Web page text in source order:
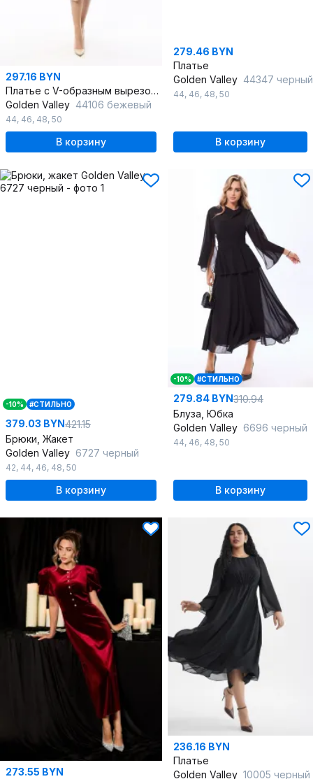
297.16 BYN
Платье с V-образным вырезом, хлопок, трикотаж, универсальное
Golden Valley 44106 бежевый
44, 46, 48, 50
В корзину
279.46 BYN
Платье
Golden Valley 44347 черный
44, 46, 48, 50
В корзину
-10% #СТИЛЬНО
379.03 BYN421.15
Брюки, Жакет
Golden Valley 6727 черный
42, 44, 46, 48, 50
В корзину
-10% #СТИЛЬНО
279.84 BYN310.94
Блуза, Юбка
Golden Valley 6696 черный
44, 46, 48, 50
В корзину
273.55 BYN
236.16 BYN
Платье
Golden Valley 10005 черный